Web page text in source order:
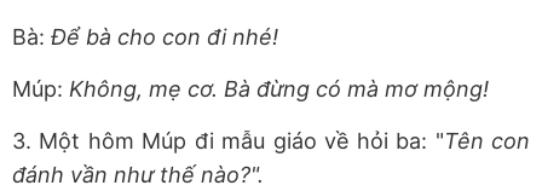
Bà: Để bà cho con đi nhé!
Múp: Không, mẹ cơ. Bà đừng có mà mơ mộng!
3. Một hôm Múp đi mẫu giáo về hỏi ba: "Tên con
đánh vần như thế nào?".